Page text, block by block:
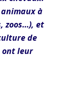
à
zoos…), et
de
ont leur